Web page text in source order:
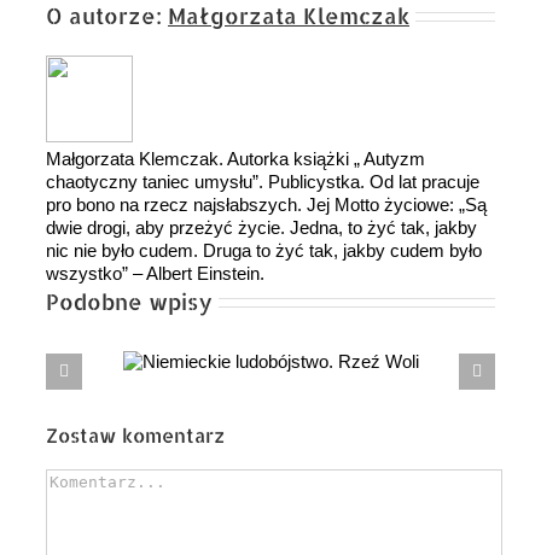
O autorze: Małgorzata Klemczak
Małgorzata Klemczak. Autorka książki „ Autyzm
chaotyczny taniec umysłu”. Publicystka. Od lat pracuje
pro bono na rzecz najsłabszych. Jej Motto życiowe: „Są
dwie drogi, aby przeżyć życie. Jedna, to żyć tak, jakby
nic nie było cudem. Druga to żyć tak, jakby cudem było
wszystko” – Albert Einstein.
Podobne wpisy
Rzeź
CZYM RÓŻNI SIĘ POLAK OD ANTYPOLAKA?
Zostaw komentarz
Comment